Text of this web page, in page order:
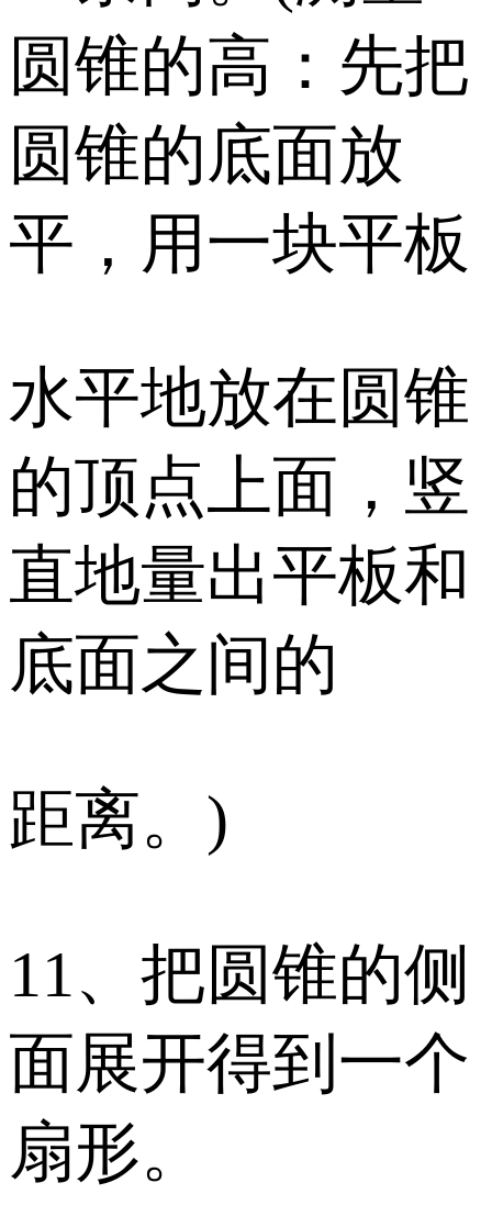
圆锥的高：先把
圆锥的底面放
平，用一块平板
水平地放在圆锥
的顶点上面，竖
直地量出平板和
底面之间的
距离。)
11、把圆锥的侧
面展开得到一个
扇形。